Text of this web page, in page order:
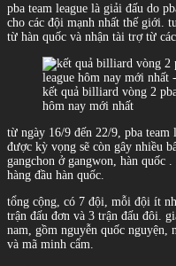
pba team league là giải đấu do
cho các đội mạnh nhất thế giới.
từ hàn quốc và nhận tài trợ từ
kết quả billiard vòng 2
hôm nay mới nhất
từ ngày 16/9 đến 22/9, pba team
được kỳ vọng sẽ còn gây nhiều
gangchon ở gangwon, hàn quốc
hàng đầu hàn quốc.
tổng cộng, có 7 đội, mỗi đội ít
trận đấu đơn và 3 trận đấu đôi.
nam, gồm nguyễn quốc
và mã minh cẩm.